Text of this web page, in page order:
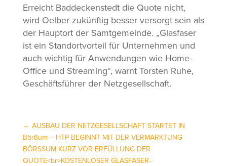
Erreicht Baddeckenstedt die Quote nicht,
wird Oelber zukünftig besser versorgt sein als
der Hauptort der Samtgemeinde. „Glasfaser
ist ein Standortvorteil für Unternehmen und
auch wichtig für Anwendungen wie Home-
Office und Streaming“, warnt Torsten Ruhe,
Geschäftsführer der Netzgesellschaft.
← AUSBAU DER NETZGESELLSCHAFT STARTET IN
Börßum – HTP BEGINNT MIT DER VERMARKTUNG
BÖRSSUM KURZ VOR ERFÜLLUNG DER
QUOTE<br>KOSTENLOSER GLASFASER-